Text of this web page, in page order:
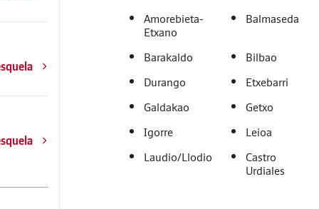
Amorebieta-
Etxano
Balmaseda
Barakaldo
Bilbao
Durango
Etxebarri
Galdakao
Getxo
Igorre
Leioa
Laudio/Llodio
Castro
Urdiales